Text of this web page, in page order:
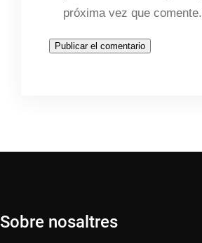
próxima vez que comente.
Sobre nosaltres